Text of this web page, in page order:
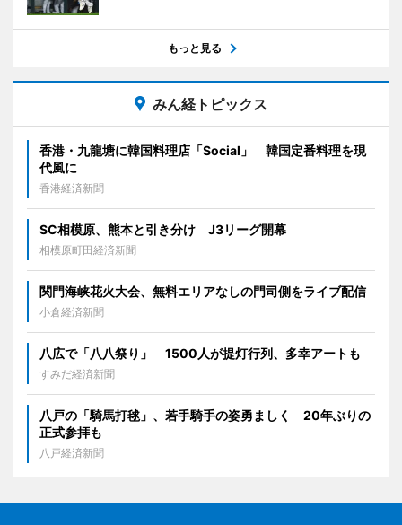
もっと見る
みん経トピックス
香港・九龍塘に韓国料理店「Social」 韓国定番料理を現
代風に
香港経済新聞
SC相模原、熊本と引き分け J3リーグ開幕
相模原町田経済新聞
関門海峡花火大会、無料エリアなしの門司側をライブ配信
小倉経済新聞
八広で「八八祭り」 1500人が提灯行列、多幸アートも
すみだ経済新聞
八戸の「騎馬打毬」、若手騎手の姿勇ましく 20年ぶりの
正式参拝も
八戸経済新聞